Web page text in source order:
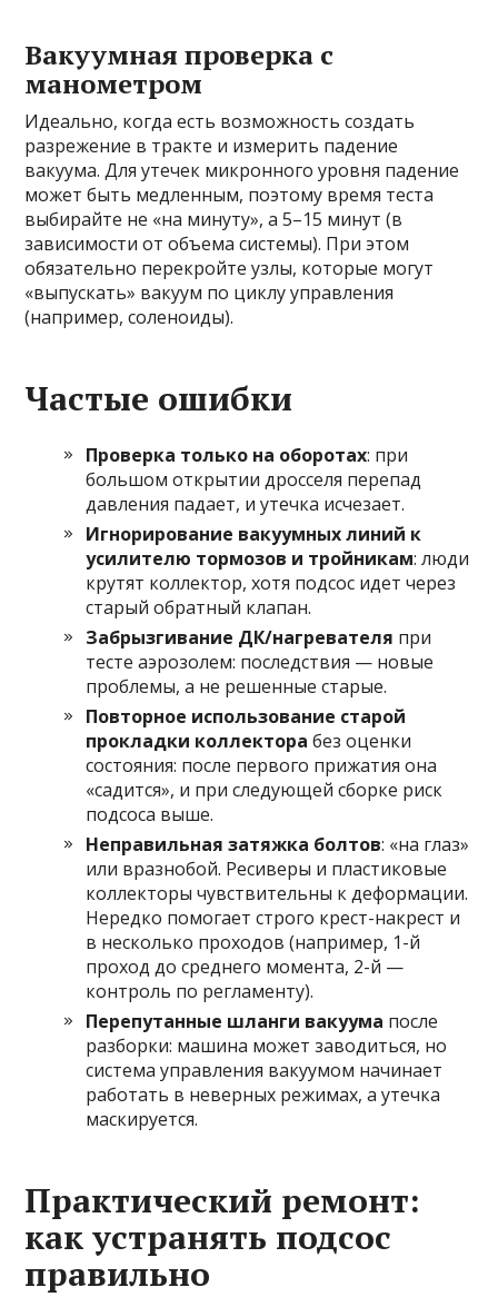
Вакуумная проверка с
манометром
Идеально, когда есть возможность создать
разрежение в тракте и измерить падение
вакуума. Для утечек микронного уровня падение
может быть медленным, поэтому время теста
выбирайте не «на минуту», а 5–15 минут (в
зависимости от объема системы). При этом
обязательно перекройте узлы, которые могут
«выпускать» вакуум по циклу управления
(например, соленоиды).
Частые ошибки
Проверка только на оборотах: при
большом открытии дросселя перепад
давления падает, и утечка исчезает.
Игнорирование вакуумных линий к
усилителю тормозов и тройникам: люди
крутят коллектор, хотя подсос идет через
старый обратный клапан.
Забрызгивание ДК/нагревателя при
тесте аэрозолем: последствия — новые
проблемы, а не решенные старые.
Повторное использование старой
прокладки коллектора без оценки
состояния: после первого прижатия она
«садится», и при следующей сборке риск
подсоса выше.
Неправильная затяжка болтов: «на глаз»
или вразнобой. Ресиверы и пластиковые
коллекторы чувствительны к деформации.
Нередко помогает строго крест-накрест и
в несколько проходов (например, 1-й
проход до среднего момента, 2-й —
контроль по регламенту).
Перепутанные шланги вакуума после
разборки: машина может заводиться, но
система управления вакуумом начинает
работать в неверных режимах, а утечка
маскируется.
Практический ремонт:
как устранять подсос
правильно